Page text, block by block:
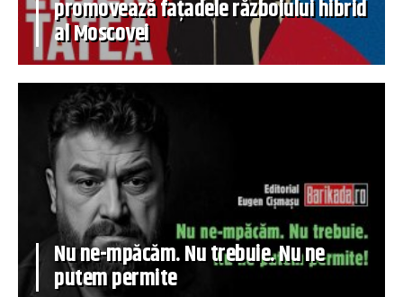
promovează fațadele războiului hibrid
al Moscovei
Nu ne-mpăcăm. Nu trebuie. Nu ne
putem permite